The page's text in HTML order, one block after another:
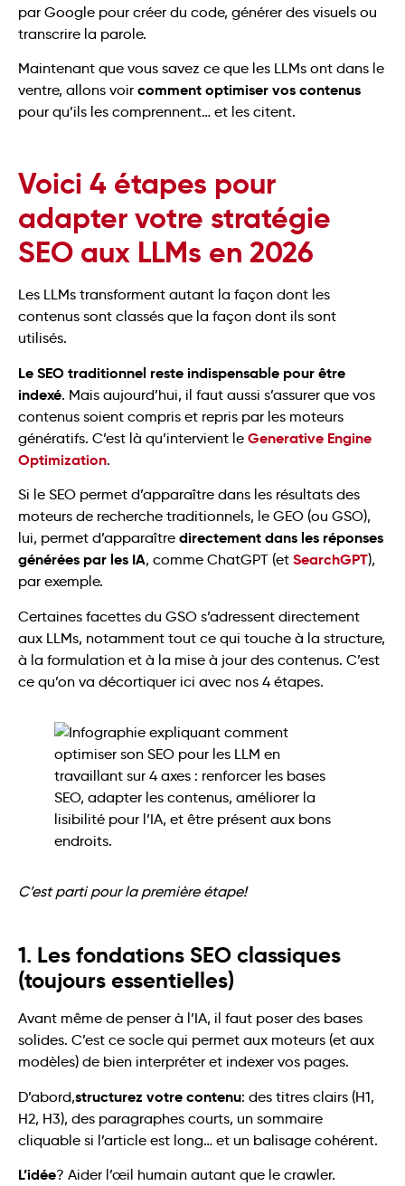
par Google pour créer du code, générer des visuels ou
transcrire la parole.
Maintenant que vous savez ce que les LLMs ont dans le
ventre, allons voir comment optimiser vos contenus
pour qu’ils les comprennent… et les citent.
Voici 4 étapes pour
adapter votre stratégie
SEO aux LLMs en 2026
Les LLMs transforment autant la façon dont les
contenus sont classés que la façon dont ils sont
utilisés.
Le SEO traditionnel reste indispensable pour être
indexé. Mais aujourd’hui, il faut aussi s’assurer que vos
contenus soient compris et repris par les moteurs
génératifs. C’est là qu’intervient le Generative Engine
Optimization.
Si le SEO permet d’apparaître dans les résultats des
moteurs de recherche traditionnels, le GEO (ou GSO),
lui, permet d’apparaître directement dans les réponses
générées par les IA, comme ChatGPT (et SearchGPT),
par exemple.
Certaines facettes du GSO s’adressent directement
aux LLMs, notamment tout ce qui touche à la structure,
à la formulation et à la mise à jour des contenus. C’est
ce qu’on va décortiquer ici avec nos 4 étapes.
C’est parti pour la première étape!
1. Les fondations SEO classiques
(toujours essentielles)
Avant même de penser à l’IA, il faut poser des bases
solides. C’est ce socle qui permet aux moteurs (et aux
modèles) de bien interpréter et indexer vos pages.
D’abord,structurez votre contenu: des titres clairs (H1,
H2, H3), des paragraphes courts, un sommaire
cliquable si l’article est long… et un balisage cohérent.
L’idée? Aider l’œil humain autant que le crawler.